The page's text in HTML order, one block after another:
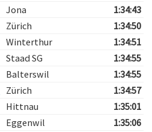
Jona
1:34:43
Zürich
1:34:50
Winterthur
1:34:51
Staad SG
1:34:55
Balterswil
1:34:55
Zürich
1:34:57
Hittnau
1:35:01
Eggenwil
1:35:06